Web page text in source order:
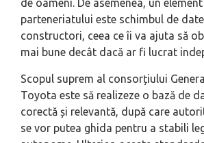
de oameni. De asemenea, un
parteneriatului este schimbul de
constructori, ceea ce îi va ajuta să
mai bune decât dacă ar fi lucrat
Scopul suprem al consorțiului
Toyota este să realizeze o bază de
corectă și relevantă, după care
se vor putea ghida pentru a stabili